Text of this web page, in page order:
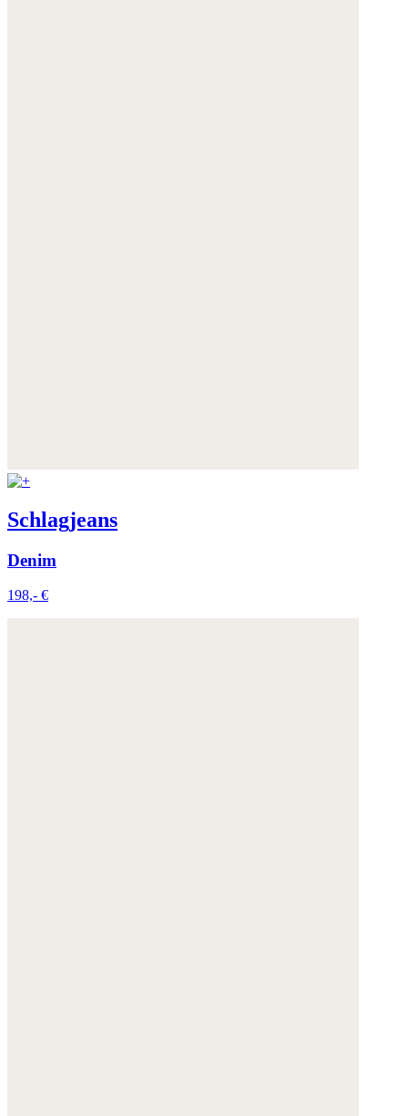
Schlagjeans
Denim
198,- €